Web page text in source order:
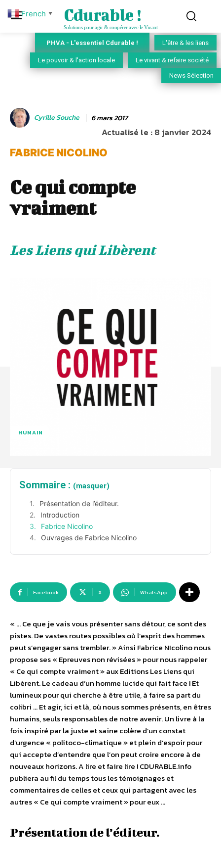
Cdurable !
Solutions pour agir & coopérer avec le Vivant
PHVA - L'essentiel Cdurable ! L'être & les liens
Le pouvoir & l'action locale Le vivant & refaire société
News Sélection
Cyrille Souche 6 mars 2017
Actualisé le :8 janvier 2024
FABRICE NICOLINO
Ce qui compte
vraiment
Les Liens qui Libèrent
HUMAIN
Sommaire : (masquer)
Présentation de l’éditeur.
Introduction
Fabrice Nicolino
Ouvrages de Fabrice Nicolino
Facebook X WhatsApp
« … Ce que je vais vous présenter sans détour, ce sont des
pistes. De vastes routes possibles où l’esprit des hommes
peut s’engager sans trembler. » Ainsi Fabrice NIcolino nous
propose ses « Epreuves non révisées » pour nous rappeler
« Ce qui compte vraiment » aux Editions Les Liens qui
Libèrent. Le cadeau d’un homme lucide qui fait face ! Et
lumineux pour qui cherche à être utile, à faire sa part du
colibri … Et agir, ici et là, où nous sommes présents, en êtres
humains, seuls responsables de notre avenir. Un livre à la
fois inspiré par la juste et saine colère d’un constat
d’urgence « politoco-climatique » et plein d’espoir pour
qui accepte d’entendre que l’on peut croire encore à de
nouveaux horizons. A lire et faire lire ! CDURABLE.info
publiera au fil du temps tous les témoignages et
commentaires de celles et ceux qui partagent avec les
autres « Ce qui compte vraiment » pour eux …
Présentation de l’éditeur.
French ▼